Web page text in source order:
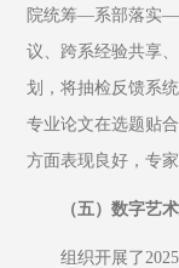
院统筹—系部落实—
议、跨系经验共享
划，将抽检反馈系
专业论文在选题贴
方面表现良好，专
（五）数字艺
组织开展了